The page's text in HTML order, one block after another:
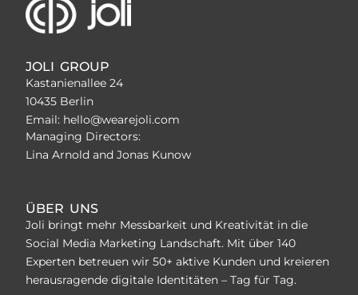
JOLI GROUP
Kastanienallee 24
10435 Berlin
Email: hello@wearejoli.com
Managing Directors:
Lina Arnold and Jonas Kunow
ÜBER UNS
Joli bringt mehr Messbarkeit und Kreativität in die
Social Media Marketing Landschaft. Mit über 140
Experten betreuen wir 50+ aktive Kunden und kreieren
herausragende digitale Identitäten – Tag für Tag.